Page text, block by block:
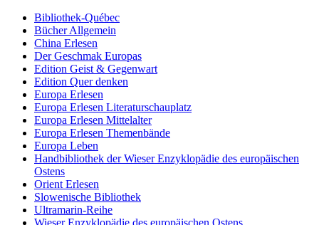
Bibliothek-Québec
Bücher Allgemein
China Erlesen
Der Geschmak Europas
Edition Geist & Gegenwart
Edition Quer denken
Europa Erlesen
Europa Erlesen Literaturschauplatz
Europa Erlesen Mittelalter
Europa Erlesen Themenbände
Europa Leben
Handbibliothek der Wieser Enzyklopädie des europäischen
Ostens
Orient Erlesen
Slowenische Bibliothek
Ultramarin-Reihe
Wieser Enzyklopädie des europäischen Ostens